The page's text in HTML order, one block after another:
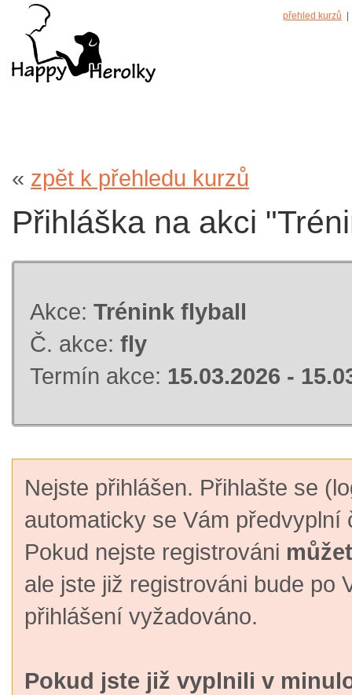
přehled kurzů
« zpět k přehledu kurzů
Přihláška na akci
Akce: Trénink flyball
Č. akce: fly
Termín akce: 15.03.2026 -
Nejste přihlášen. Přihlašte se
automaticky se Vám předvyplní
Pokud nejste registrováni
ale jste již registrováni bude po
přihlášení vyžadováno.
Pokud jste již vyplnili v